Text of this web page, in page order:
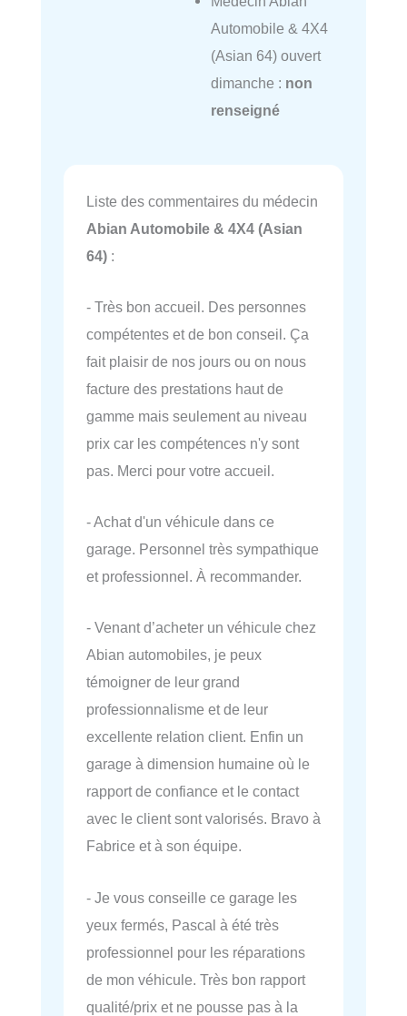
Automobile & 4X4
(Asian 64) ouvert
dimanche : non
renseigné
Liste des commentaires du médecin
Abian Automobile & 4X4 (Asian
64) :
- Très bon accueil. Des personnes
compétentes et de bon conseil. Ça
fait plaisir de nos jours ou on nous
facture des prestations haut de
gamme mais seulement au niveau
prix car les compétences n'y sont
pas. Merci pour votre accueil.
- Achat d'un véhicule dans ce
garage. Personnel très sympathique
et professionnel. À recommander.
- Venant d’acheter un véhicule chez
Abian automobiles, je peux
témoigner de leur grand
professionnalisme et de leur
excellente relation client. Enfin un
garage à dimension humaine où le
rapport de confiance et le contact
avec le client sont valorisés. Bravo à
Fabrice et à son équipe.
- Je vous conseille ce garage les
yeux fermés, Pascal à été très
professionnel pour les réparations
de mon véhicule. Très bon rapport
qualité/prix et ne pousse pas à la